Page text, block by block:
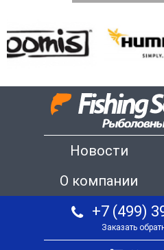
Новости
О компании
+7 (499)
Заказать